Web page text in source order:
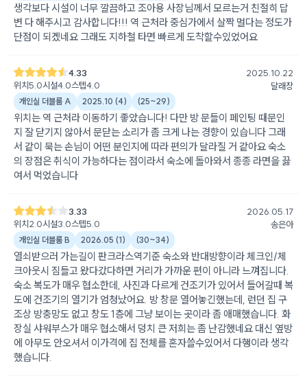
생각보다 시설이 너무 깔끔하고 조아용 사장님께서 모르는거 친절히 답
변 다 해주시고 감사합니다!!! 역 근처라 중심가에서 살짝 멀다는 정도가
단점이 되겠네요 그래도 지하철 타면 빠르게 도착할수있었어요
4.33
위치5.0시설4.0스텝4.0
2025.10.22
달래장
개인실 더블룸 A 2025.10 (4) (25~29)
위치는 역 근처라 이동하기 좋았습니다! 다만 방 문들이 페인팅 때문인
지 잘 닫기지 않아서 문닫는 소리가 좀 크게 나는 경향이 있습니다 그래
서 같이 묵는 손님이 어떤 분인지에 따라 편의가 달라질 거 같아요 숙소
의 장점은 취식이 가능하다는 점이라서 숙소에 돌아와서 종종 라면을 끓
여서 먹었습니다
3.33
위치2.0시설3.0스텝5.0
2026.05.17
송은아
개인실 더블룸 B 2026.05 (1) (30~34)
열쇠받으러 가는길이 판크라스역기준 숙소와 반대방향이라 체크인/체
크아웃시 짐들고 왔다갔다하면 거리가 가까운 편이 아니라 느껴집니다.
숙소 복도가 매우 협소한데, 사진과 다르게 건조기가 있어서 들어갈때 복
도에 건조기의 열기가 엄청났어요. 방 창문 열어놓긴했는데, 런던 집 구
조상 방충망도 없고 창도 1층에 그냥 보이는 곳이라 좀 애매했습니다. 화
장실 샤워부스가 매우 협소해서 덩치 큰 저희는 좀 난감했네요 대신 옆방
에 아무도 안오셔서 이가격에 집 전체를 혼자쓸수있어서 다행이라 생각
했습니다.